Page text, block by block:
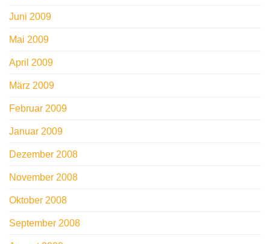
Juni 2009
Mai 2009
April 2009
März 2009
Februar 2009
Januar 2009
Dezember 2008
November 2008
Oktober 2008
September 2008